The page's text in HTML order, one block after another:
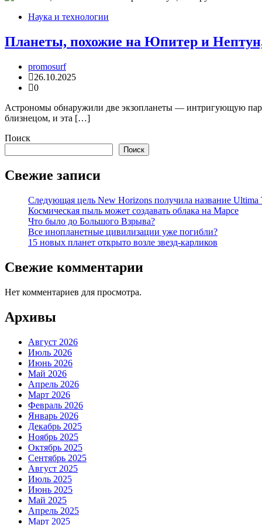
Наука и технологии
Планеты, похожие на Юпитер и
promosurf
26.10.2025
0
Астрономы обнаружили две экзопланеты — интригующую
близнецом, и эта […]
Поиск
Поиск
Свежие записи
Следующая цель New Horizons получила название Ultima
Космическая пыль может создавать облака на Марсе
Что было до Большого Взрыва?
Все инопланетные цивилизации уже погибли?
15 новых планет открыто возле звезд-карликов
Свежие комментарии
Нет комментариев для просмотра.
Архивы
Август 2026
Июль 2026
Июнь 2026
Май 2026
Апрель 2026
Март 2026
Февраль 2026
Январь 2026
Декабрь 2025
Ноябрь 2025
Октябрь 2025
Сентябрь 2025
Август 2025
Июль 2025
Июнь 2025
Май 2025
Апрель 2025
Март 2025